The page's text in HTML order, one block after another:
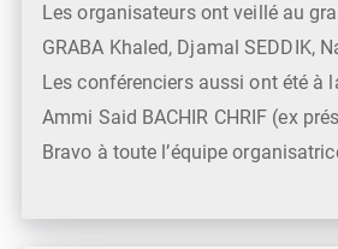
Les organisateurs ont veillé au
GRABA Khaled, Djamal SEDDIK,
Les conférenciers aussi ont été à
Ammi Said BACHIR CHRIF (ex
Bravo à toute l’équipe